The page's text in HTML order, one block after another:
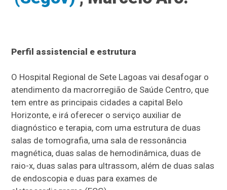
Perfil assistencial e estrutura
O Hospital Regional de Sete Lagoas vai desafogar o
atendimento da macrorregião de Saúde Centro, que
tem entre as principais cidades a capital Belo
Horizonte, e irá oferecer o serviço auxiliar de
diagnóstico e terapia, com uma estrutura de duas
salas de tomografia, uma sala de ressonância
magnética, duas salas de hemodinâmica, duas de
raio-x, duas salas para ultrassom, além de duas salas
de endoscopia e duas para exames de